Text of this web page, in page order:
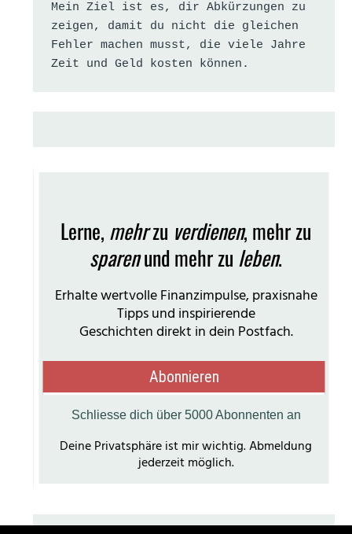
Mein Ziel ist es, dir Abkürzungen zu
zeigen, damit du nicht die gleichen
Fehler machen musst, die viele Jahre
Zeit und Geld kosten können.